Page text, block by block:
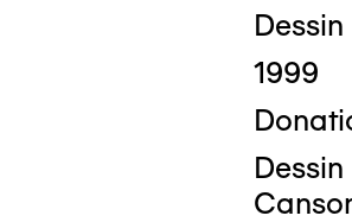
Dessin
1999